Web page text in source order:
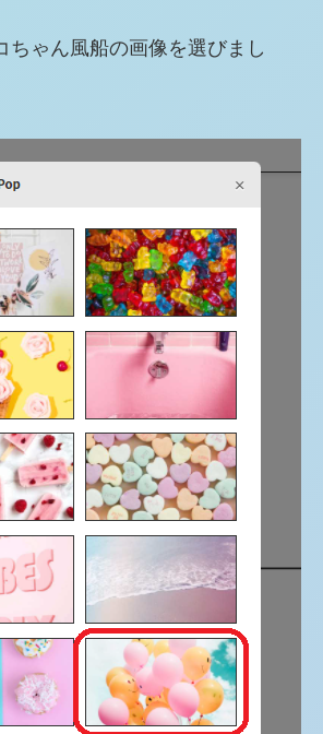
ちゃん風船の画像を選びまし